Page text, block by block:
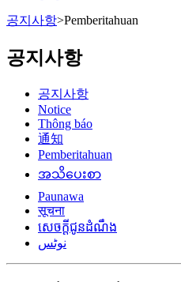
공지사항>Pemberitahuan
공지사항
공지사항
Notice
Thông báo
通知
Pemberitahuan
အသိပေးစာ
Paunawa
सूचना
សេចក្តីជូនដំណឹង
نوٹس